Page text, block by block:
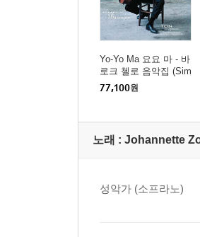
Yo-Yo Ma 요요 마 - 바
로크 첼로 음악집 (Sim
ply Baroque) [청록 컬
러 2LP]
77,100원
노래 : Johannette
성악가 (소프라노)